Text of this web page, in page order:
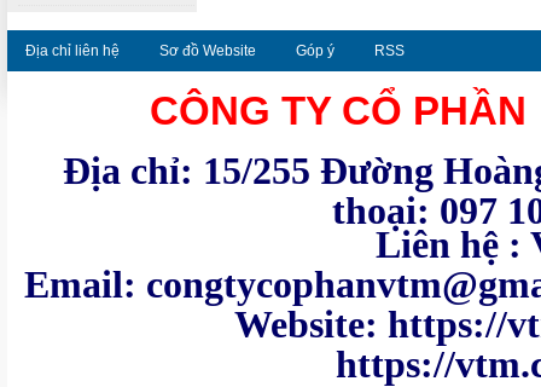
Địa chỉ liên hệ Sơ đồ Website Góp ý RSS
CÔNG TY CỔ
Địa chỉ: 15/255 Đường
thoại: 097
Liên hệ : VTM -
Email:
Website:
https://